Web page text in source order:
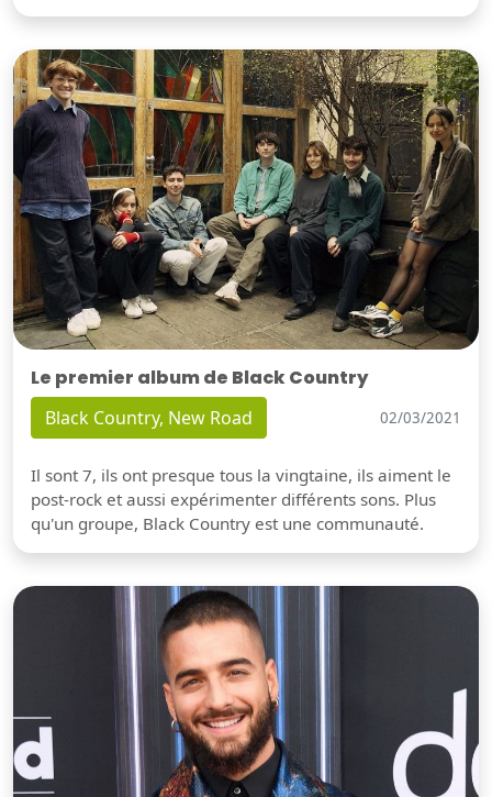
Le premier album de Black Country
Black Country, New Road 02/03/2021
Il sont 7, ils ont presque tous la vingtaine, ils aiment le
post-rock et aussi expérimenter différents sons. Plus
qu'un groupe, Black Country est une communauté.